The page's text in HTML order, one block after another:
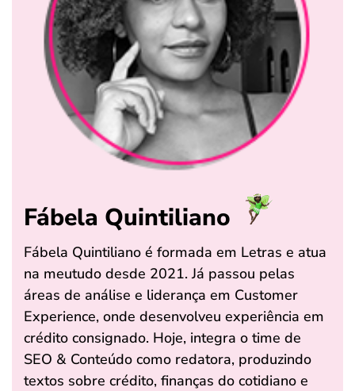
Fábela Quintiliano
Fábela Quintiliano é formada em Letras e atua
na meutudo desde 2021. Já passou pelas
áreas de análise e liderança em Customer
Experience, onde desenvolveu experiência em
crédito consignado. Hoje, integra o time de
SEO & Conteúdo como redatora, produzindo
textos sobre crédito, finanças do cotidiano e